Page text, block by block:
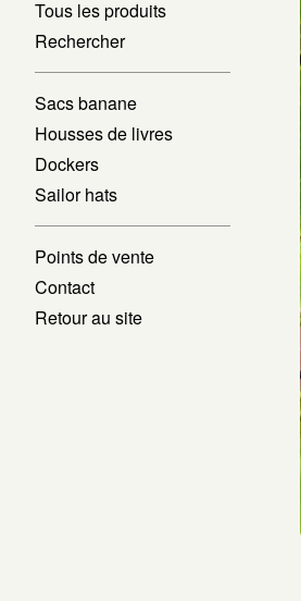
Tous les produits
Rechercher
Sacs banane
Housses de livres
Dockers
Sailor hats
Points de vente
Contact
Retour au site